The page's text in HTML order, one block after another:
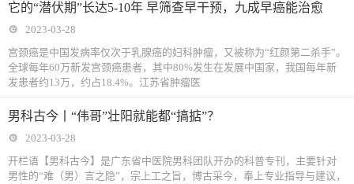
它的“潜伏期”长达5-10年 早筛查早干预，九成早癌能治愈
2023-03-28
宫颈癌是中国发病率仅次于乳腺癌的妇科肿瘤，又被称为“红颜第二杀手”。
全球每年60万新发宫颈癌患者，其中80%发生在发展中国家，我国每年新
发患者约13万，约占18.4%。江苏省肿瘤医
​男科古今丨“伟哥”壮阳就能都“搞掂”？
2023-03-28
开栏语【男科古今】是广东省中医院男科团队开办的科普专刊，主要针对
男性的“难（男）言之隐”，宗上工之旨，博古采今，奉上专业指导与建议，